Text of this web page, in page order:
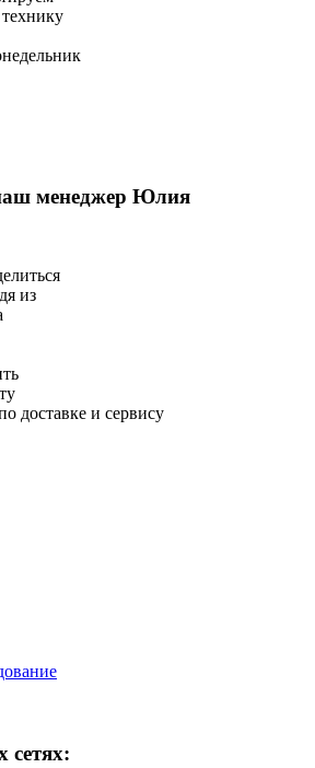
менеджер Юлия
из
доставке и сервису